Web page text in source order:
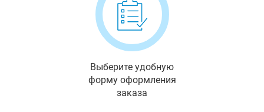
Выберите удобную
форму оформления
заказа